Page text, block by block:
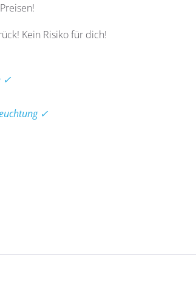
Kein Risiko für dich!
✓
✓